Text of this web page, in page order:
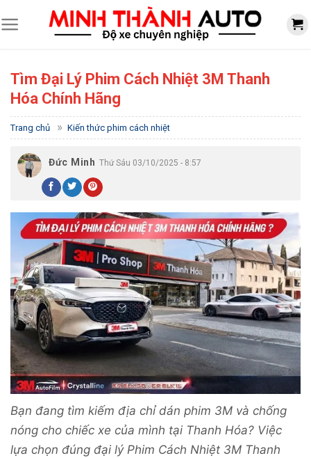
to
Tìm Đại Lý Phim Cách Nhiệt 3M Thanh
Hóa Chính Hãng
Trang chủ » Kiến thức phim cách nhiệt
Đức Minh Thứ Sáu 03/10/2025 - 8:57
Bạn đang tìm kiếm địa chỉ dán phim 3M và chống
nóng cho chiếc xe của mình tại Thanh Hóa? Việc
lựa chọn đúng đại lý Phim Cách Nhiệt 3M Thanh